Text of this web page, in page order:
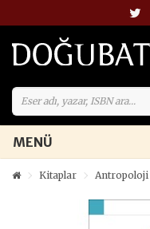
MENÜ
Kitaplar Antropoloji